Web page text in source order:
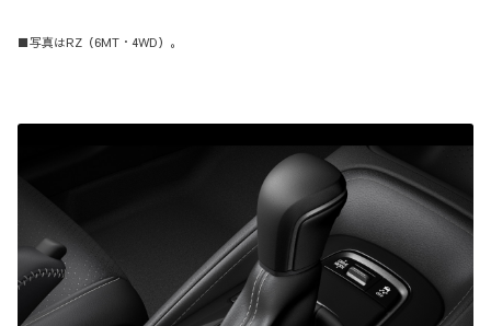
■写真はRZ（6MT・4WD）。